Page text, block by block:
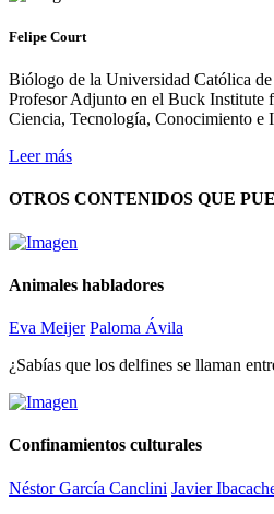
Felipe Court
Biólogo de la Universidad Católica
Profesor Adjunto en el Buck Institute
Ciencia, Tecnología, Conocimiento e
Leer más
OTROS CONTENIDOS QUE
Animales habladores
Eva Meijer Paloma Ávila
¿Sabías que los delfines se llaman
Confinamientos culturales
Néstor García Canclini Javier